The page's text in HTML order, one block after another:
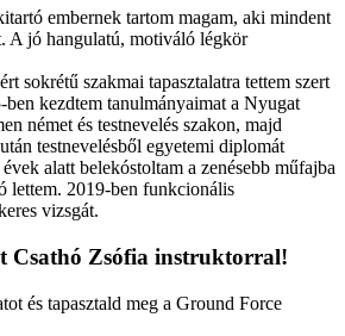
embernek tartom magam, aki mindent
A jó hangulatú, motiváló légkör
sokrétű szakmai tapasztalatra tettem szert
kezdtem tanulmányaimat a Nyugat
német és testnevelés szakon, majd
testnevelésből egyetemi diplomát
alatt belekóstoltam a zenésebb műfajba
lettem. 2019-ben funkcionális
vizsgát.
Csathó Zsófia instruktorral!
és tapasztald meg a Ground Force